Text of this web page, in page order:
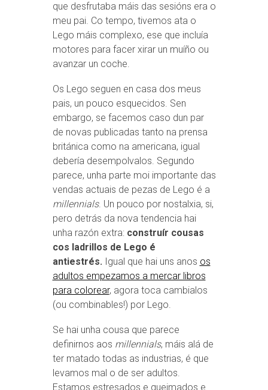
que desfrutaba máis das sesións era o
meu pai. Co tempo, tivemos ata o
Lego máis complexo, ese que incluía
motores para facer xirar un muíño ou
avanzar un coche.
Os Lego seguen en casa dos meus
pais, un pouco esquecidos. Sen
embargo, se facemos caso dun par
de novas publicadas tanto na prensa
británica como na americana, igual
debería desempolvalos. Segundo
parece, unha parte moi importante das
vendas actuais de pezas de Lego é a
millennials. Un pouco por nostalxia, si,
pero detrás da nova tendencia hai
unha razón extra:construír cousas
cos ladrillos de Lego é
antiestrés. Igual que hai uns anos os
adultos empezamos a mercar libros
para colorear, agora toca cambialos
(ou combinables!) por Lego.
Se hai unha cousa que parece
definirnos aos millennials, máis alá de
ter matado todas as industrias, é que
levamos mal o de ser adultos.
Estamos estresados e queimados e